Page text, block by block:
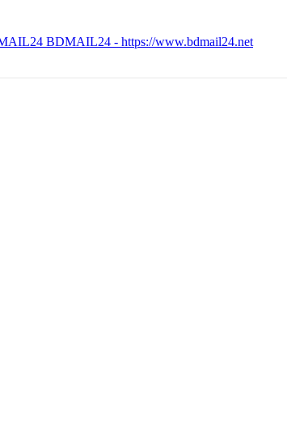
BDMAIL24 - https://www.bdmail24.net